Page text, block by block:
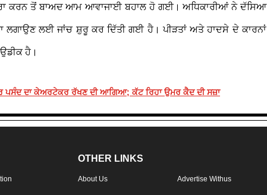
ਕਰਨ ਤੋਂ ਬਾਅਦ ਆਮ ਆਵਾਜਾਈ ਬਹਾਲ ਹੋ ਗਈ। ਅਧਿਕਾਰੀਆਂ ਨੇ ਦੱਸਿਆ
ਲਗਾਉਣ ਲਈ ਜਾਂਚ ਸ਼ੁਰੂ ਕਰ ਦਿੱਤੀ ਗਈ ਹੈ। ਪੀੜਤਾਂ ਅਤੇ ਹਾਦਸੇ ਦੇ ਕਾਰਨਾਂ
ਹੈ।
ਪਸੰਦ ਦਾ ਕੇਅਰਟੇਕਰ ਰੱਖਣ ਦੀ ਆਗਿਆ; ਕੱਟ ਰਿਹਾ ਉਮਰ ਕੈਦ ਦੀ ਸਜ਼ਾ
OTHER LINKS
About Us Advertise Withus